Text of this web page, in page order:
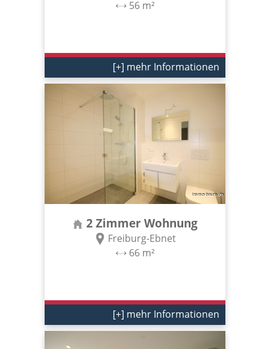
56 m²
[+] mehr Informationen
2 Zimmer Wohnung
Freiburg-Ebnet
66 m²
[+] mehr Informationen